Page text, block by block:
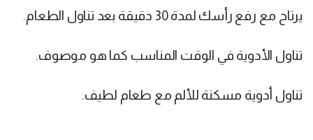
يرتاح مع رفع رأسك لمدة 30 دقيقة بعد تناول الطعام.
تناول الأدوية في الوقت المناسب كما هو موصوف.
تناول أدوية مسكنة للألم مع طعام لطيف.